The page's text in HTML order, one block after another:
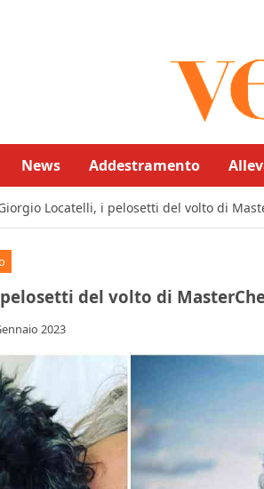
News Addestramento
Locatelli, i pelosetti del volto di
del volto di
2023